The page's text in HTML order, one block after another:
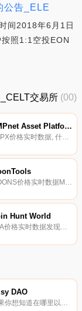
公告_ELE
间2018年6月1日
照1:1空投EON
交易所 (00)
AMPnet Asset Platform and Exchange
AAPX价格实时数据, 什么是AMPnet APX协议（AAPX）？AMPnet APX协议是一个去中心化和无信任的审计师系统,他们正在验证真实世界的资产及其法律地位,以使这些真实世界的财产能够在区块链上标记化,并作为ERC-20代币发行.
Hunt World
TBA价格实时数据发现隐藏的宝藏。找到钥匙,解锁金库,赚取加密货币。Coin Hunt World是一款地理定位游戏,目的是探索你周围的世界,寻找隐藏的加密货币.
DAO